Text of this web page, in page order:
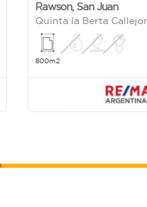
Rawson, San Juan
800m2